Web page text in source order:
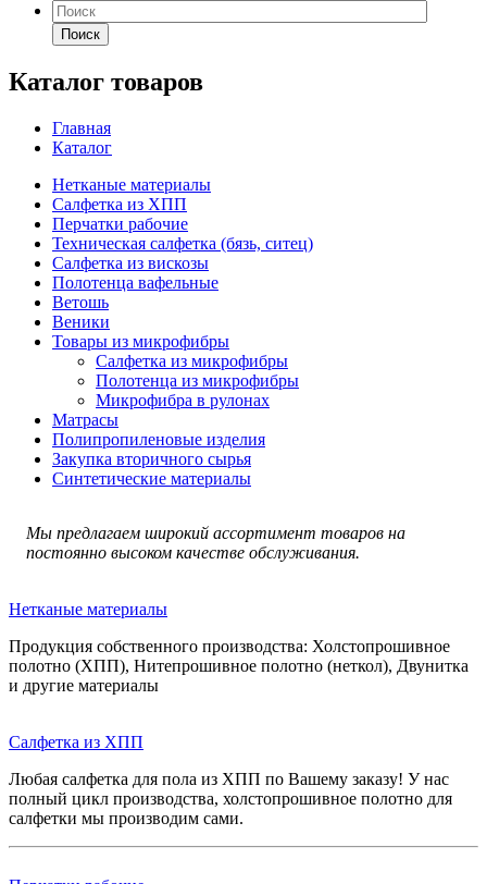
Поиск
Каталог товаров
Главная
Каталог
Нетканые материалы
Салфетка из ХПП
Перчатки рабочие
Техническая салфетка (бязь, ситец)
Салфетка из вискозы
Полотенца вафельные
Ветошь
Веники
Товары из микрофибры
Салфетка из микрофибры
Полотенца из микрофибры
Микрофибра в рулонах
Матрасы
Полипропиленовые изделия
Закупка вторичного сырья
Синтетические материалы
Мы предлагаем широкий ассортимент товаров на
постоянно высоком качестве обслуживания.
Нетканые материалы
Продукция собственного производства: Холстопрошивное
полотно (ХПП), Нитепрошивное полотно (неткол), Двунитка
и другие материалы
Салфетка из ХПП
Любая салфетка для пола из ХПП по Вашему заказу! У нас
полный цикл производства, холстопрошивное полотно для
салфетки мы производим сами.